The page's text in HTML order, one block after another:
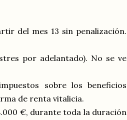
del mes 13 sin penalización.
por adelantado). No se ve
sobre los beneficios
de renta vitalicia.
€, durante toda la duración